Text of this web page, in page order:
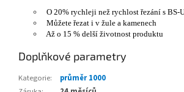
O 20% rychleji než rychlost řezání s BS-
Můžete řezat i v žule a kamenech
Až o 15 % delší životnost produktu
Doplňkové parametry
Kategorie:
průměr 1000